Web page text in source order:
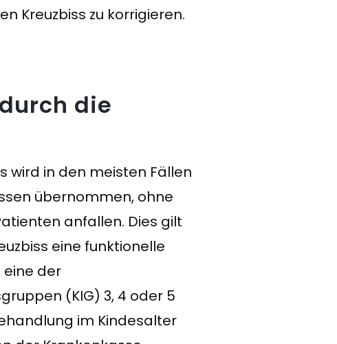
Kreuzbiss zu korrigieren.
die
wird in den meisten Fällen
übernommen, ohne
anfallen. Dies gilt
eine funktionelle
der
(KIG) 3, 4 oder 5
im Kindesalter